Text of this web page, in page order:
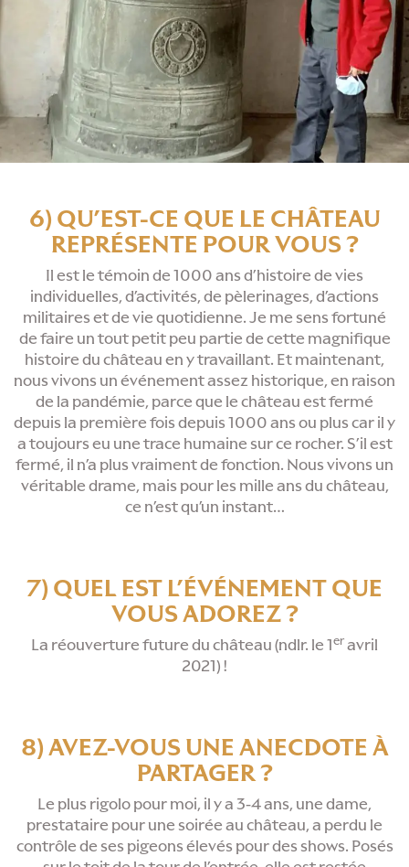
6) QU’EST-CE QUE LE CHÂTEAU
REPRÉSENTE POUR VOUS ?
Il est le témoin de 1000 ans d’histoire de vies
individuelles, d’activités, de pèlerinages, d’actions
militaires et de vie quotidienne. Je me sens fortuné
de faire un tout petit peu partie de cette magnifique
histoire du château en y travaillant. Et maintenant,
nous vivons un événement assez historique, en raison
de la pandémie, parce que le château est fermé
depuis la première fois depuis 1000 ans ou plus car il y
a toujours eu une trace humaine sur ce rocher. S’il est
fermé, il n’a plus vraiment de fonction. Nous vivons un
véritable drame, mais pour les mille ans du château,
ce n’est qu’un instant…
7) QUEL EST L’ÉVÉNEMENT QUE
VOUS ADOREZ ?
La réouverture future du château (ndlr. le 1er avril
2021) !
8) AVEZ-VOUS UNE ANECDOTE À
PARTAGER ?
Le plus rigolo pour moi, il y a 3-4 ans, une dame,
prestataire pour une soirée au château, a perdu le
contrôle de ses pigeons élevés pour des shows. Posés